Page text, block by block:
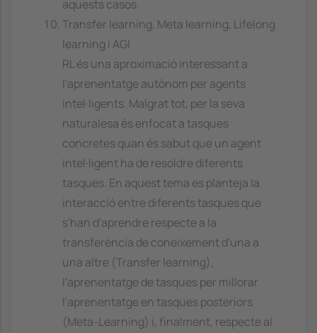
aquests casos.
Transfer learning, Meta learning, Lifelong
learning i AGI
RL és una aproximació interessant a
l'aprenentatge autònom per agents
intel·ligents. Malgrat tot, per la seva
naturalesa és enfocat a tasques
concretes quan és sabut que un agent
intel·ligent ha de resoldre diferents
tasques. En aquest tema es planteja la
interacció entre diferents tasques que
s'han d'aprendre respecte a la
transferència de coneixement d'una a
una altre (Transfer learning),
l'aprenentatge de tasques per millorar
l'aprenentatge en tasques posteriors
(Meta-Learning) i, finalment, respecte al